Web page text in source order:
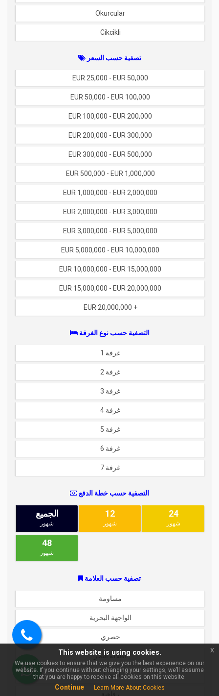
Okurcular
Cikcikli
تصفية حسب السعر
EUR 25,000 - EUR 50,000
EUR 50,000 - EUR 100,000
EUR 100,000 - EUR 200,000
EUR 200,000 - EUR 300,000
EUR 300,000 - EUR 500,000
EUR 500,000 - EUR 1,000,000
EUR 1,000,000 - EUR 2,000,000
EUR 2,000,000 - EUR 3,000,000
EUR 3,000,000 - EUR 5,000,000
EUR 5,000,000 - EUR 10,000,000
EUR 10,000,000 - EUR 15,000,000
EUR 15,000,000 - EUR 20,000,000
EUR 20,000,000 +
التصفية حسب نوع الغرفة
1 غرفة
2 غرفة
3 غرفة
4 غرفة
5 غرفة
6 غرفة
7 غرفة
التصفية حسب خطة الدفع
الجميع
شهور
12
شهور
24
شهور
48
شهور
تصفية حسب العلامة
مساومة
الواجهة البحرية
حصري
اطلالة البحر
استثمار
اتصل
بنا
WhatsApp
This website is using cookies.
We use cookies to ensure that we give you the best experience on our
website. If you continue without changing your settings, we’ll assume
that you are happy to receive all cookies on this website.
Continue Learn More About Cookies
x
عن عقارات!